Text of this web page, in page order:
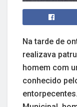
Na tarde de
realizava
homem com
conhecido